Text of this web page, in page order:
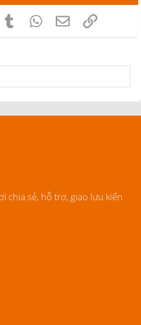
TumblrWhatsApp
EmailLink
chia sẻ, hỗ trợ, giao lưu kiến